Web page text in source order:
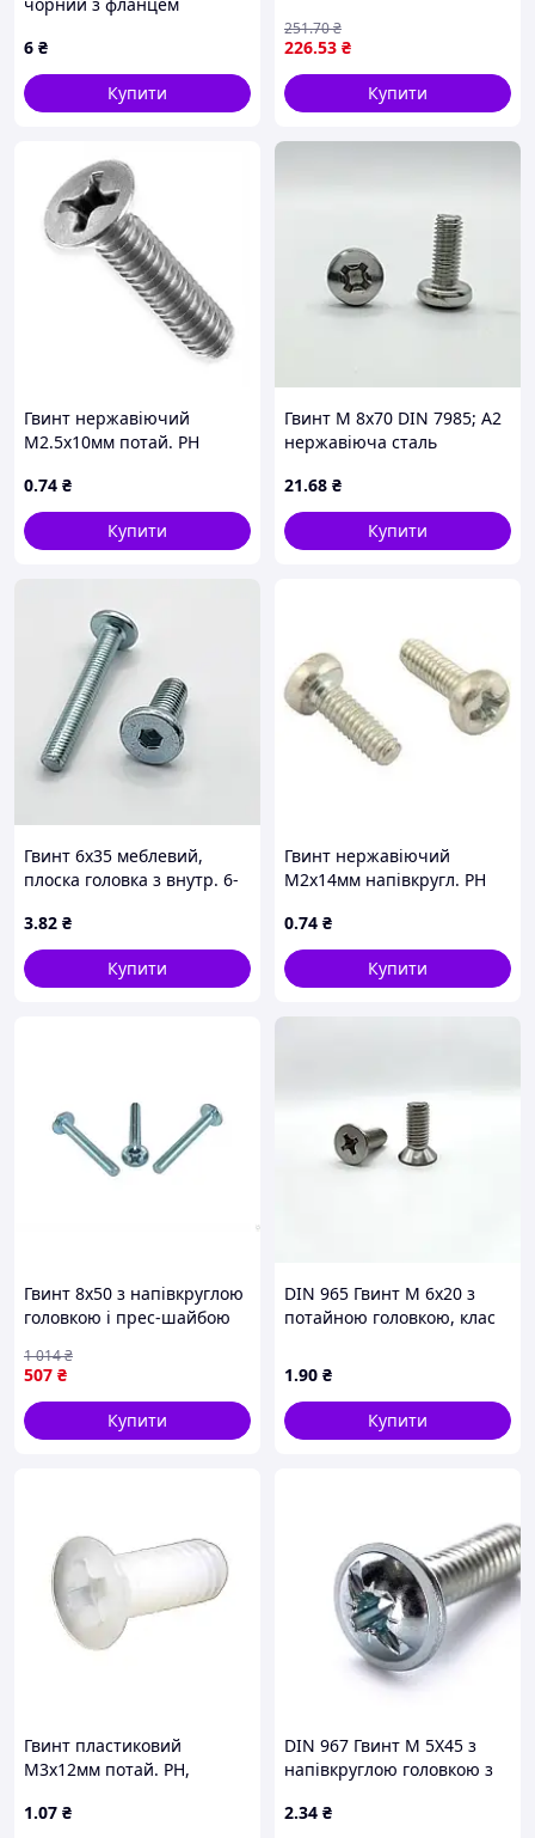
болт напівкругла головка
міцність 10.9
6 ₴
Купити
226.53 ₴
251.70₴
Купити
Гвинт нержавіючий
М2.5х10мм потай. PH
0.74 ₴
Купити
Гвинт М 8х70 DIN 7985; А2
нержавіюча сталь
21.68 ₴
Купити
Гвинт 6х35 меблевий,
плоска головка з внутр. 6-
INB S4
3.82 ₴
Купити
Гвинт нержавіючий
М2х14мм напівкругл. PH
0.74 ₴
Купити
Гвинт 8х50 з напівкруглою
головкою і прес-шайбою
будівництві та ремонті 100
шт. паковання
507 ₴
1 014₴
Купити
DIN 965 Гвинт М 6х20 з
потайною головкою, клас
1.90 ₴
Купити
Гвинт пластиковий
М3х12мм потай. PH,
1.07 ₴
DIN 967 Гвинт М 5Х45 з
напівкруглою головкою з
4.6, оцинкований
2.34 ₴